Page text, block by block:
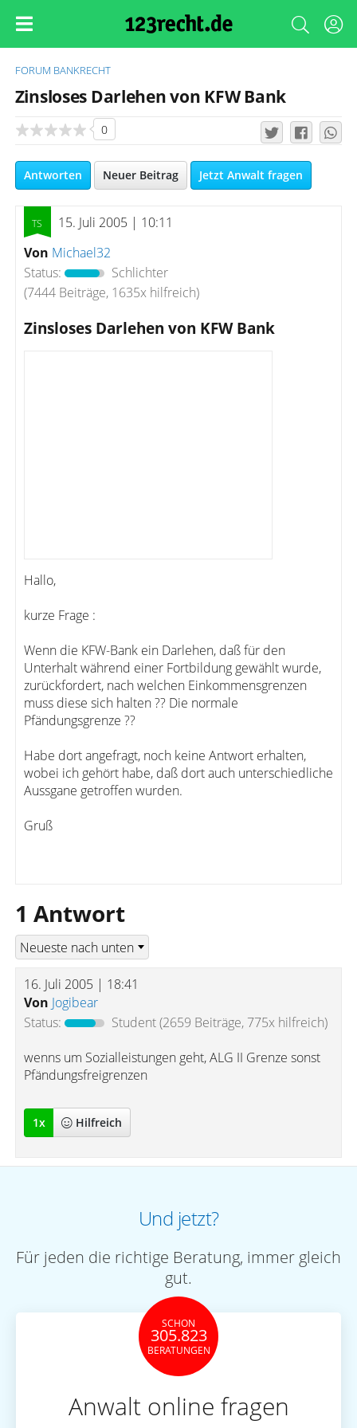
FORUM BANKRECHT
Zinsloses Darlehen von KFW Bank
0
Antworten Neuer Beitrag Jetzt Anwalt fragen
15. Juli 2005 | 10:11
Von Michael32
Status:
Schlichter
(7444 Beiträge, 1635x hilfreich)
Zinsloses Darlehen von KFW Bank
Hallo,
kurze Frage :
Wenn die KFW-Bank ein Darlehen, daß für den
Unterhalt während einer Fortbildung gewählt wurde,
zurückfordert, nach welchen Einkommensgrenzen
muss diese sich halten ?? Die normale
Pfändungsgrenze ??
Habe dort angefragt, noch keine Antwort erhalten,
wobei ich gehört habe, daß dort auch unterschiedliche
Aussgane getroffen wurden.
Gruß
1 Antwort
16. Juli 2005 | 18:41
Von Jogibear
Status:
Student(2659 Beiträge, 775x hilfreich)
wenns um Sozialleistungen geht, ALG II Grenze sonst
Pfändungsfreigrenzen
1x Hilfreich
Und jetzt?
Für jeden die richtige Beratung, immer gleich
gut.
SCHON
305.823
BERATUNGEN
Anwalt online fragen